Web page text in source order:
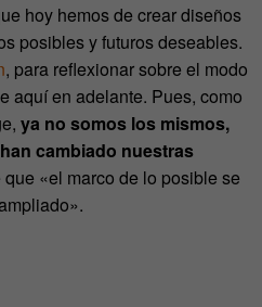
hoy hemos de crear diseños
posibles y futuros deseables.
, para reflexionar sobre el modo
aquí en adelante. Pues, como
ya no somos los mismos,
cambiado nuestras
«el marco de lo posible se